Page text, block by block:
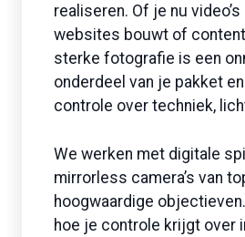
realiseren. Of je nu video’s
websites bouwt of
sterke fotografie is een
onderdeel van je pakket
controle over techniek,
We werken met digitale
mirrorless camera’s van
hoogwaardige
hoe je controle krijgt over